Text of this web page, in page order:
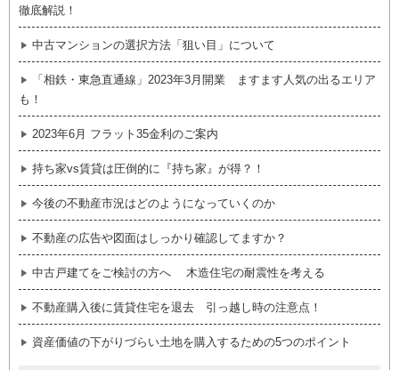
徹底解説！
中古マンションの選択方法「狙い目」について
「相鉄・東急直通線」2023年3月開業 ますます人気の出るエリア
も！
2023年6月 フラット35金利のご案内
持ち家vs賃貸は圧倒的に『持ち家』が得？！
今後の不動産市況はどのようになっていくのか
不動産の広告や図面はしっかり確認してますか？
中古戸建てをご検討の方へ 木造住宅の耐震性を考える
不動産購入後に賃貸住宅を退去 引っ越し時の注意点！
資産価値の下がりづらい土地を購入するための5つのポイント